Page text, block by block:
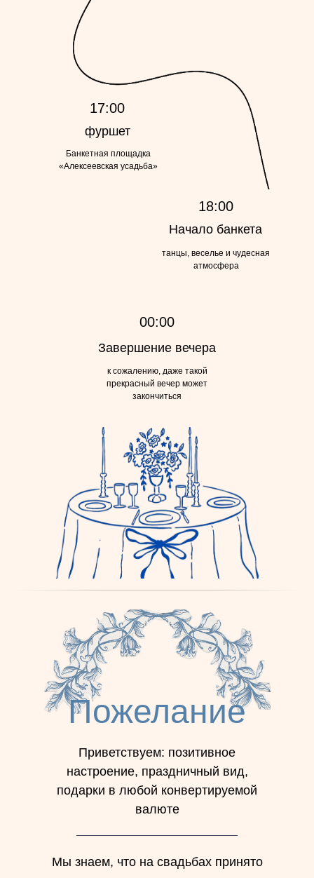
Банкетная площадка
«Алексеевская усадьба»
танцы, веселье и чудесная
атмосфера
к сожалению, даже такой
прекрасный вечер может
закончиться
фуршет
Начало банкета
Завершение вечера
17:00
18:00
00:00
Пожелание
Приветствуем: позитивное
настроение, праздничный вид,
подарки в любой конвертируемой
валюте
Мы знаем, что на свадьбах принято